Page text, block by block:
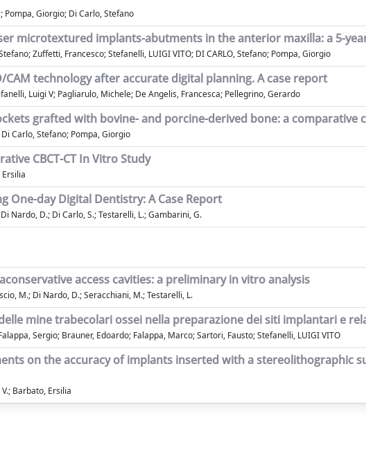
Pompa, Giorgio; Di Carlo, Stefano
microtextured implants-abutments in the anterior maxilla: a 5-
Zuffetti, Francesco; Stefanelli, LUIGI VITO; DI CARLO, Stefano; Pompa, Giorgio
technology after accurate digital planning. A case report
Luigi V; Pagliarulo, Michele; De Angelis, Francesca; Pellegrino, Gerardo
grafted with bovine- and porcine-derived bone: a comparative
Carlo, Stefano; Pompa, Giorgio
CBCT-CT In Vitro Study
One-day Digital Dentistry: A Case Report
Nardo, D.; Di Carlo, S.; Testarelli, L.; Gambarini, G.
access cavities: a preliminary in vitro analysis
M.; Di Nardo, D.; Seracchiani, M.; Testarelli, L.
mine trabecolari ossei nella preparazione dei siti implantari e
Sergio; Brauner, Edoardo; Falappa, Marco; Sartori, Fausto; Stefanelli, LUIGI VITO
on the accuracy of implants inserted with a stereolithographic
Barbato, Ersilia